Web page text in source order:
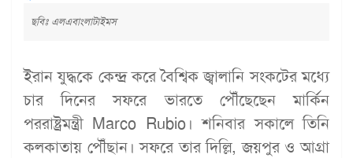
ছবিঃ এলএবাংলাটাইমস
ইরান যুদ্ধকে কেন্দ্র করে বৈশ্বিক জ্বালানি সংকটের মধ্যে
চার দিনের সফরে ভারতে পৌঁছেছেন মার্কিন
পররাষ্ট্রমন্ত্রী Marco Rubio। শনিবার সকালে তিনি
কলকাতায় পৌঁছান। সফরে তার দিল্লি, জয়পুর ও আগ্রা